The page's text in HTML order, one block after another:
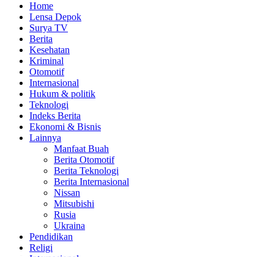
Home
Lensa Depok
Surya TV
Berita
Kesehatan
Kriminal
Otomotif
Internasional
Hukum & politik
Teknologi
Indeks Berita
Ekonomi & Bisnis
Lainnya
Manfaat Buah
Berita Otomotif
Berita Teknologi
Berita Internasional
Nissan
Mitsubishi
Rusia
Ukraina
Pendidikan
Religi